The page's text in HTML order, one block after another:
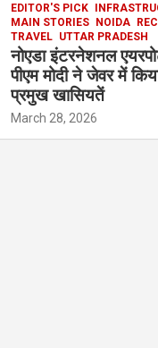
EDITOR'S PICK
MAIN STORIES NOIDA
TRAVEL UTTAR PRADESH
नोएडा इंटरनेशनल
पीएम मोदी ने जेवर में
प्रमुख खासियतें
March 28, 2026